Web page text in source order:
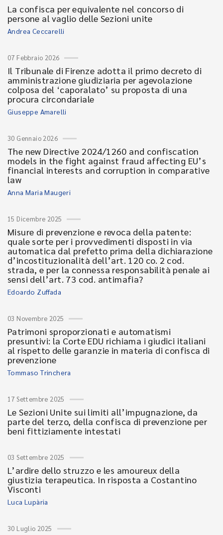
La confisca per equivalente nel concorso di
persone al vaglio delle Sezioni unite
Andrea Ceccarelli
07 Febbraio 2026
Il Tribunale di Firenze adotta il primo decreto di
amministrazione giudiziaria per agevolazione
colposa del ‘caporalato’ su proposta di una
procura circondariale
Giuseppe Amarelli
30 Gennaio 2026
The new Directive 2024/1260 and confiscation
models in the fight against fraud affecting EU’s
financial interests and corruption in comparative
law
Anna Maria Maugeri
15 Dicembre 2025
Misure di prevenzione e revoca della patente:
quale sorte per i provvedimenti disposti in via
automatica dal prefetto prima della dichiarazione
d’incostituzionalità dell’art. 120 co. 2 cod.
strada, e per la connessa responsabilità penale ai
sensi dell’art. 73 cod. antimafia?
Edoardo Zuffada
03 Novembre 2025
Patrimoni sproporzionati e automatismi
presuntivi: la Corte EDU richiama i giudici italiani
al rispetto delle garanzie in materia di confisca di
prevenzione
Tommaso Trinchera
17 Settembre 2025
Le Sezioni Unite sui limiti all’impugnazione, da
parte del terzo, della confisca di prevenzione per
beni fittiziamente intestati
03 Settembre 2025
L’ardire dello struzzo e les amoureux della
giustizia terapeutica. In risposta a Costantino
Visconti
Luca Lupària
30 Luglio 2025